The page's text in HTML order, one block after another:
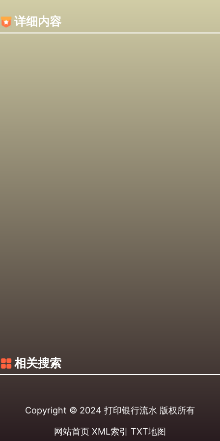
详细内容
相关搜索
Copyright © 2024 打印银行流水 版权所有
网站首页 XML索引 TXT地图